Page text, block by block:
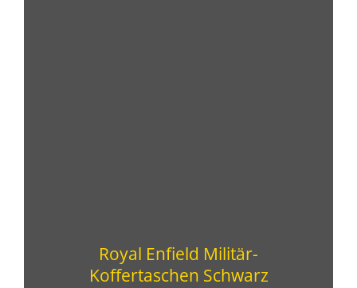
Royal Enfield Militär-
Koffertaschen Schwarz